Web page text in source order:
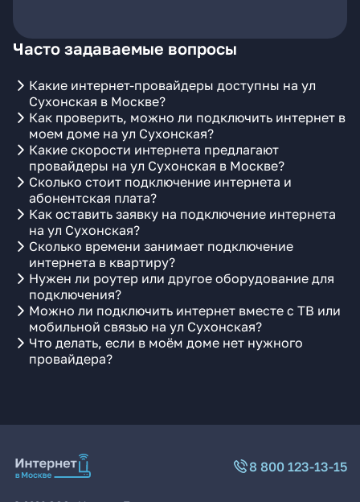
Часто задаваемые вопросы
Какие интернет-провайдеры доступны на ул
Сухонская в Москве?
Как проверить, можно ли подключить интернет в
моем доме на ул Сухонская?
Какие скорости интернета предлагают
провайдеры на ул Сухонская в Москве?
Сколько стоит подключение интернета и
абонентская плата?
Как оставить заявку на подключение интернета
на ул Сухонская?
Сколько времени занимает подключение
интернета в квартиру?
Нужен ли роутер или другое оборудование для
подключения?
Можно ли подключить интернет вместе с ТВ или
мобильной связью на ул Сухонская?
Что делать, если в моём доме нет нужного
провайдера?
8 800 123-13-15